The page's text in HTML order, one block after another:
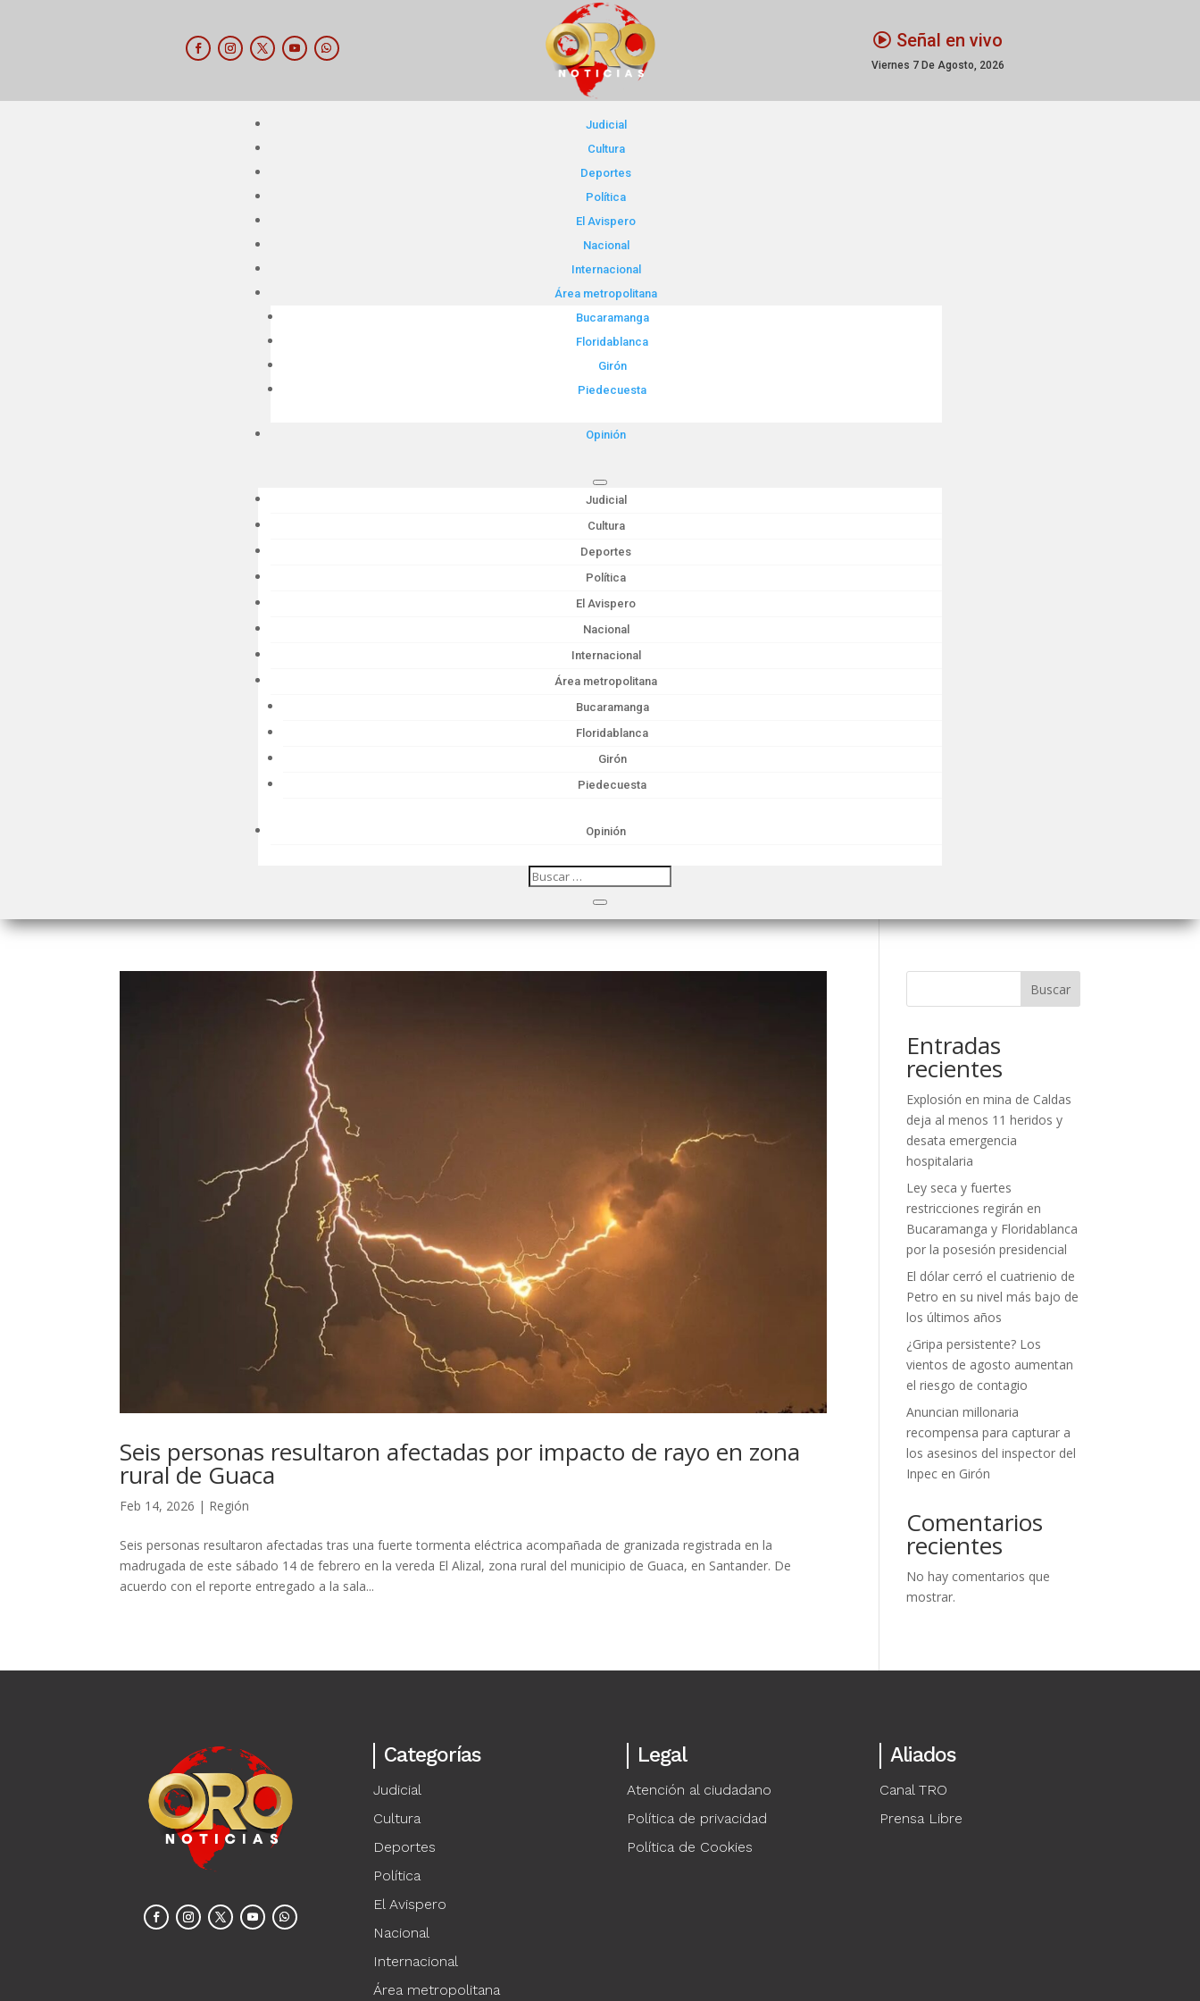
Señal en vivo
Viernes 7 De Agosto, 2026
Judicial
Cultura
Deportes
Política
El Avispero
Nacional
Internacional
Área metropolitana
Bucaramanga
Floridablanca
Girón
Piedecuesta
Opinión
Judicial
Cultura
Deportes
Política
El Avispero
Nacional
Internacional
Área metropolitana
Bucaramanga
Floridablanca
Girón
Piedecuesta
Opinión
Seis personas resultaron afectadas por impacto de rayo en zona
rural de Guaca
Feb 14, 2026 | Región
Seis personas resultaron afectadas tras una fuerte tormenta eléctrica acompañada de granizada registrada en la
madrugada de este sábado 14 de febrero en la vereda El Alizal, zona rural del municipio de Guaca, en Santander. De
acuerdo con el reporte entregado a la sala...
Buscar
Entradas
recientes
Explosión en mina de Caldas
deja al menos 11 heridos y
desata emergencia
hospitalaria
Ley seca y fuertes
restricciones regirán en
Bucaramanga y Floridablanca
por la posesión presidencial
El dólar cerró el cuatrienio de
Petro en su nivel más bajo de
los últimos años
¿Gripa persistente? Los
vientos de agosto aumentan
el riesgo de contagio
Anuncian millonaria
recompensa para capturar a
los asesinos del inspector del
Inpec en Girón
Comentarios
recientes
No hay comentarios que
mostrar.
Categorías
Judicial
Cultura
Deportes
Política
El Avispero
Nacional
Internacional
Área metropolitana
Legal
Atención al ciudadano
Política de privacidad
Política de Cookies
Aliados
Canal TRO
Prensa Libre